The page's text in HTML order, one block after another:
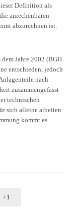
Definition als
anrechenbaren
abzurechnen ist.
Jahre 2002 (BGH
entschieden, jedoch
nach
zusammengefasst
technischen
sich alleine arbeiten
kommt es
+1